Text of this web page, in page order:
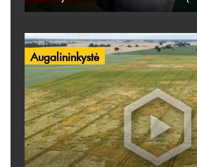
Augalininkystė